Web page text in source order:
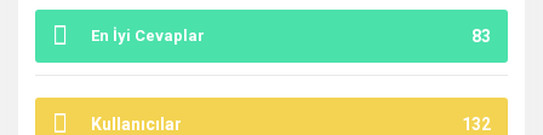
En İyi Cevaplar 83
Kullanıcılar 132